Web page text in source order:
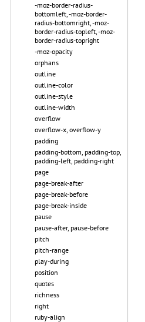
-moz-border-radius-
bottomleft, -moz-border-
radius-bottomright, -moz-
border-radius-topleft, -moz-
border-radius-topright
-moz-opacity
orphans
outline
outline-color
outline-style
outline-width
overflow
overflow-x, overflow-y
padding
padding-bottom, padding-top,
padding-left, padding-right
page
page-break-after
page-break-before
page-break-inside
pause
pause-after, pause-before
pitch
pitch-range
play-during
position
quotes
richness
right
ruby-align